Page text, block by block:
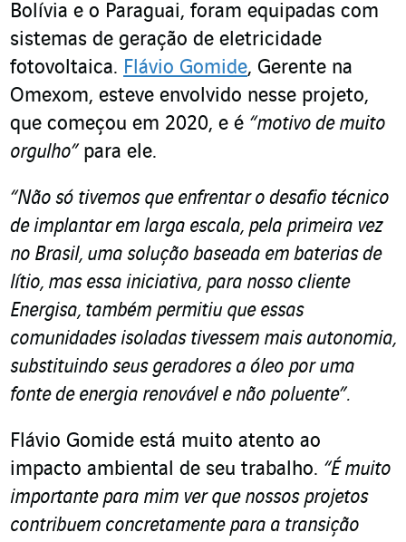
Bolívia e o Paraguai, foram equipadas com
sistemas de geração de eletricidade
fotovoltaica. Flávio Gomide, Gerente na
Omexom, esteve envolvido nesse projeto,
que começou em 2020, e é “motivo de muito
orgulho”para ele.
“Não só tivemos que enfrentar o desafio técnico
de implantar em larga escala, pela primeira vez
no Brasil, uma solução baseada em baterias de
lítio, mas essa iniciativa, para nosso cliente
Energisa, também permitiu que essas
comunidades isoladas tivessem mais autonomia,
substituindo seus geradores a óleo por uma
fonte de energia renovável e não poluente”.
Flávio Gomide está muito atento ao
impacto ambiental de seu trabalho. “É muito
importante para mim ver que nossos projetos
contribuem concretamente para a transição